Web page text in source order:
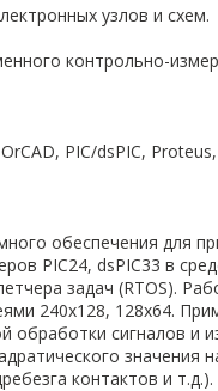
узлов и схем.
контрольно-
PIC/dsPIC,
обеспечения для
PIC24, dsPIC33 в
задач (RTOS).
240х128, 128х64.
обработки сигналов и
значения
контактов и т.д.).